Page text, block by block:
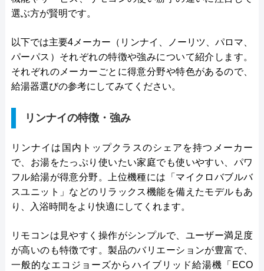
選ぶ方が賢明です。
以下では主要4メーカー（リンナイ、ノーリツ、パロマ、
パーパス）それぞれの特徴や強みについて紹介します。
それぞれのメーカーごとに得意分野や特色があるので、
給湯器選びの参考にしてみてください。
リンナイの特徴・強み
リンナイは国内トップクラスのシェアを持つメーカー
で、お湯をたっぷり使いたい家庭でも使いやすい、パワ
フル給湯が得意分野。上位機種には「マイクロバブルバ
スユニット」などのリラックス機能を備えたモデルもあ
り、入浴時間をより快適にしてくれます。
リモコンは見やすく操作がシンプルで、ユーザー満足度
が高いのも特徴です。製品のバリエーションが豊富で、
一般的なエコジョーズからハイブリッド給湯機「ECO